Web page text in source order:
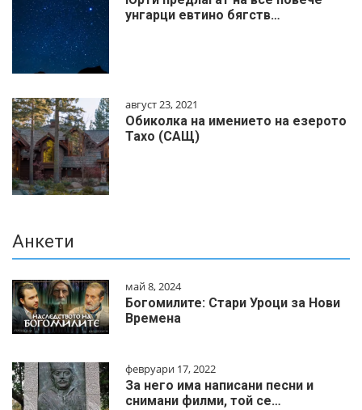
унгарци евтино бягств…
август 23, 2021
Обиколка на имението на езерото
Тахо (САЩ)
Анкети
май 8, 2024
Богомилите: Стари Уроци за Нови
Времена
февруари 17, 2022
За него има написани песни и
снимани филми, той се…